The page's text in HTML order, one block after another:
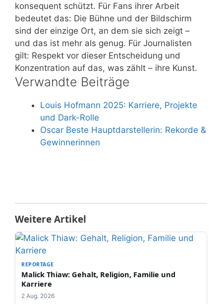
konsequent schützt. Für Fans ihrer Arbeit
bedeutet das: Die Bühne und der Bildschirm
sind der einzige Ort, an dem sie sich zeigt –
und das ist mehr als genug. Für Journalisten
gilt: Respekt vor dieser Entscheidung und
Konzentration auf das, was zählt – ihre Kunst.
Verwandte Beiträge
Louis Hofmann 2025: Karriere, Projekte
und Dark-Rolle
Oscar Beste Hauptdarstellerin: Rekorde &
Gewinnerinnen
Weitere Artikel
REPORTAGE
Malick Thiaw: Gehalt, Religion, Familie und
Karriere
2 Aug. 2026